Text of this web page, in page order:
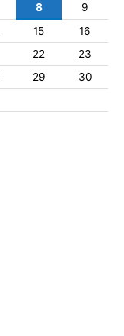
8
9
15
16
22
23
29
30